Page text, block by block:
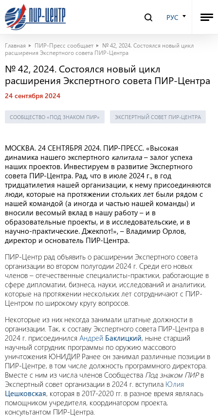
РУС
Главная ПИР-Пресс сообщает
№ 42, 2024. Состоялся новый цикл
расширения Экспертного совета ПИР-Центра
№ 42, 2024. Состоялся новый цикл
расширения Экспертного совета ПИР-Центра
24 сентября 2024
СООБЩЕСТВО «ПОД ЗНАКОМ ПИР» ЭКСПЕРТНЫЙ СОВЕТ ПИР-ЦЕНТРА
МОСКВА. 24 CЕНТЯБРЯ 2024. ПИР-ПРЕСС. «Высокая
динамика нашего экспертного капитала – залог успеха
наших проектов. Инвестируем в развитие Экспертного
совета ПИР-Центра. Рад, что в июле 2024 г., в год
тридцатилетия нашей организации, к нему присоединяются
люди, которые на протяжении стольких лет были рядом с
нашей командой (а иногда и частью нашей команды) и
вносили весомый вклад в нашу работу – и в
образовательные проекты, и в исследовательские, и в
научно-практические. Джекпот!», – Владимир Орлов,
директор и основатель ПИР-Центра.
ПИР-Центр рад объявить о расширении Экспертного совета
организации во втором полугодии 2024 г. Среди его новых
членов – отечественные специалисты-практики, работающие в
сфере дипломатии, бизнеса, науки, исследований и аналитики,
которые на протяжении нескольких лет сотрудничают с ПИР-
Центром по широкому кругу вопросов.
Некоторые из них некогда занимали штатные должности в
организации. Так, к составу Экспертного совета ПИР-Центра в
2024 г. присоединился Андрей Баклицкий, ныне старший
научный сотрудник программы по оружию массового
уничтожения ЮНИДИР. Ранее он занимал различные позиции в
ПИР-Центре, в том числе должность программного директора.
Вместе с ним из числа членов Сообщества Под знаком ПИРв
Экспертный совет организации в 2024 г. вступила Юлия
Цешковская, которая в 2017-2020 гг. в разное время являлась
помощником учредителя, координатором проекта,
консультантом ПИР-Центра.